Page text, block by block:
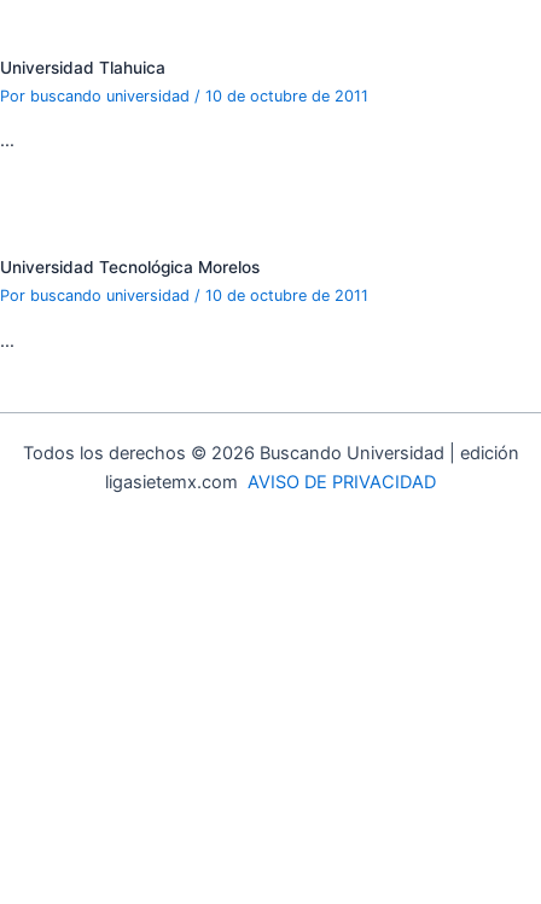
Universidad Tlahuica
Por buscando universidad / 10 de octubre de 2011
…
Universidad Tecnológica Morelos
Por buscando universidad / 10 de octubre de 2011
…
Todos los derechos © 2026 Buscando Universidad | edición
ligasietemx.com AVISO DE PRIVACIDAD